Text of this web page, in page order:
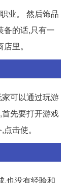
业。 然后饰品
备的话,只有一
里。
可以通过玩游
先要打开游戏
击使。
,也没有经验和